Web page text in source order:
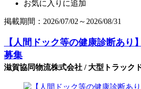
お気に入りに追加
掲載期間：2026/07/02～2026/08/31
【人間ドック等の健康診断あり
募集
滋賀協同物流株式会社 / 大型トラック